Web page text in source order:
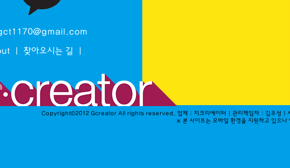
ㅣ 찾아오시는 길
Copyright©2012 Gcreator All rights reserved. 업체 : 지크리에이터ㅣ관리책임자 : 김우성
※ 본 사이트는 모바일 환경을 지원하고 있으나